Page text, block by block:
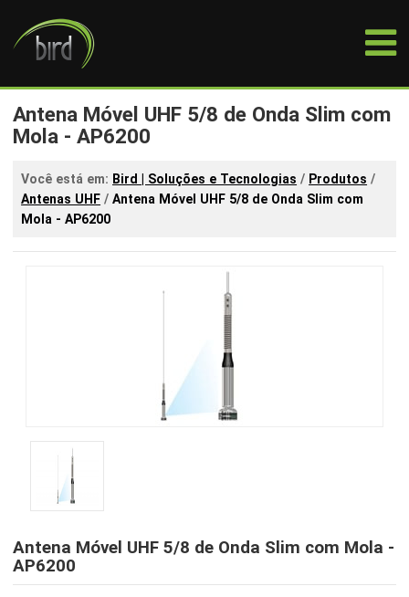
Antena Móvel UHF 5/8 de Onda Slim com
Mola - AP6200
Você está em: Bird | Soluções e Tecnologias / Produtos /
Antenas UHF /Antena Móvel UHF 5/8 de Onda Slim com
Mola - AP6200
Antena Móvel UHF 5/8 de Onda Slim com Mola -
AP6200